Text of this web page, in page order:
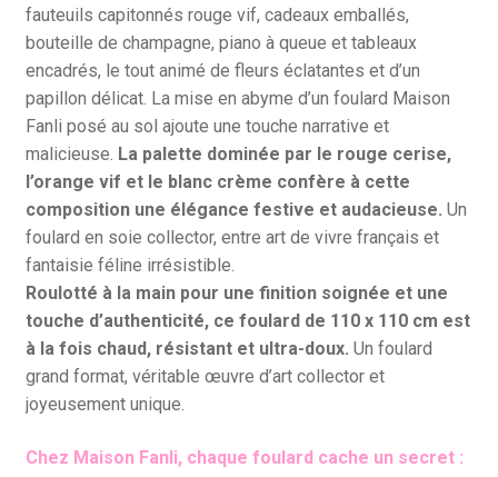
fauteuils capitonnés rouge vif, cadeaux emballés,
bouteille de champagne, piano à queue et tableaux
encadrés, le tout animé de fleurs éclatantes et d’un
papillon délicat. La mise en abyme d’un foulard Maison
Fanli posé au sol ajoute une touche narrative et
malicieuse. La palette dominée par le rouge cerise,
l’orange vif et le blanc crème confère à cette
composition une élégance festive et audacieuse. Un
foulard en soie collector, entre art de vivre français et
fantaisie féline irrésistible.
Roulotté à la main pour une finition soignée et une
touche d’authenticité, ce foulard de 110 x 110 cm est
à la fois chaud, résistant et ultra-doux. Un foulard
grand format, véritable œuvre d’art collector et
joyeusement unique.
Chez Maison Fanli, chaque foulard cache un secret :